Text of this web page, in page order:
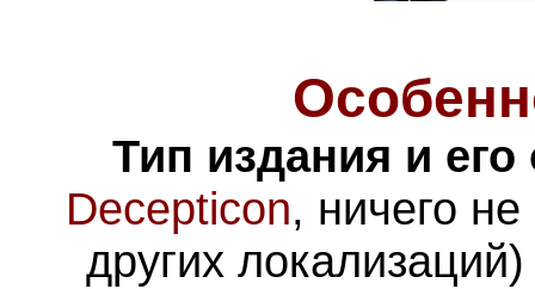
Тип издания и его
Decepticon, ничего
других